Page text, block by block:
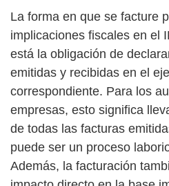
La forma en que se facture
implicaciones fiscales en el
está la obligación de
emitidas y recibidas en el
correspondiente. Para los
empresas, esto significa
de todas las facturas
puede ser un proceso
Además, la facturación